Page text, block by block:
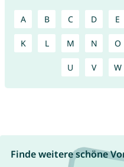
A B C D E
K L M N O
U V W
Finde weitere schöne